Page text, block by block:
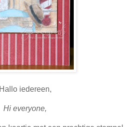
Hallo iedereen,
Hi everyone,